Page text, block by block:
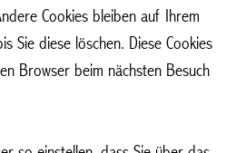
Cookies bleiben auf Ihrem
Sie diese löschen. Diese Cookies
Browser beim nächsten Besuch